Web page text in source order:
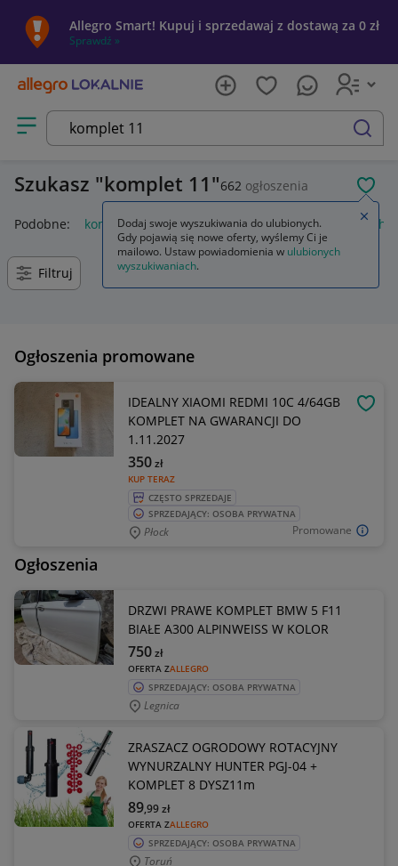
Allegro Smart! Kupuj i sprzedawaj z dostawą za 0 zł
Sprawdź »
Otwórz menu z kategoriami
szukaj
Szukasz komplet 11 662 ogłoszenia
Podobne:
komplet 110 dla dziewczynki komplet letni dla
Filtruj
Ogłoszenia promowane
Promowane
IDEALNY XIAOMI REDMI 10C 4/64GB
KOMPLET NA GWARANCJI DO
1.11.2027
KUP TERAZ
350zł
CZĘSTO SPRZEDAJE
SPRZEDAJĄCY: OSOBA PRYWATNA
Płock
Ogłoszenia
DRZWI PRAWE KOMPLET BMW 5 F11
BIAŁE A300 ALPINWEISS W KOLOR
OFERTA ZALLEGRO
750zł
SPRZEDAJĄCY: OSOBA PRYWATNA
Legnica
ZRASZACZ OGRODOWY ROTACYJNY
WYNURZALNY HUNTER PGJ-04 +
KOMPLET 8 DYSZ11m
OFERTA ZALLEGRO
89,99zł
SPRZEDAJĄCY: OSOBA PRYWATNA
Toruń
Dodaj swoje wyszukiwania do ulubionych.
Gdy pojawią się nowe oferty, wyślemy Ci je
mailowo. Ustaw powiadomienia w ulubionych
wyszukiwaniach.